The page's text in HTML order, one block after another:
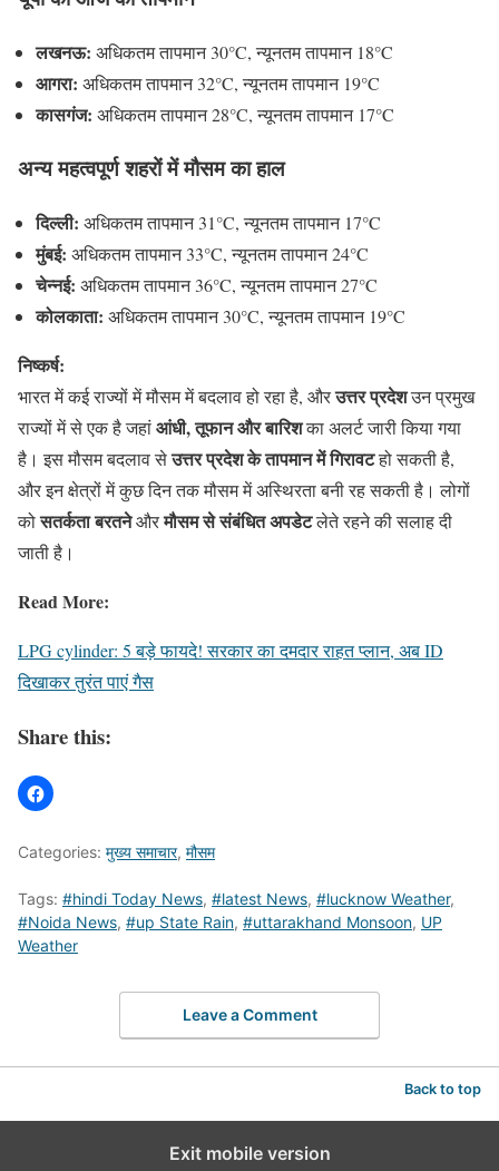
लखनऊ: अधिकतम तापमान 30°C, न्यूनतम तापमान 18°C
आगरा: अधिकतम तापमान 32°C, न्यूनतम तापमान 19°C
कासगंज: अधिकतम तापमान 28°C, न्यूनतम तापमान 17°C
अन्य महत्वपूर्ण शहरों में मौसम का हाल
दिल्ली: अधिकतम तापमान 31°C, न्यूनतम तापमान 17°C
मुंबई: अधिकतम तापमान 33°C, न्यूनतम तापमान 24°C
चेन्नई: अधिकतम तापमान 36°C, न्यूनतम तापमान 27°C
कोलकाता: अधिकतम तापमान 30°C, न्यूनतम तापमान 19°C
निष्कर्ष:
भारत में कई राज्यों में मौसम में बदलाव हो रहा है, औरउत्तर प्रदेशउन प्रमुख
राज्यों में से एक है जहांआंधी, तूफान और बारिशका अलर्ट जारी किया गया
है। इस मौसम बदलाव सेउत्तर प्रदेश के तापमान में गिरावटहो सकती है,
और इन क्षेत्रों में कुछ दिन तक मौसम में अस्थिरता बनी रह सकती है। लोगों
कोसतर्कता बरतनेऔरमौसम से संबंधित अपडेटलेते रहने की सलाह दी
जाती है।
Read More:
LPG cylinder: 5 बड़े फायदे! सरकार का दमदार राहत प्लान, अब ID
दिखाकर तुरंत पाएं गैस
Share this:
Categories: मुख्य समाचार, मौसम
Tags: #hindi Today News, #latest News, #lucknow Weather,
#Noida News, #up State Rain, #uttarakhand Monsoon, UP
Weather
Leave a Comment
Back to top
Exit mobile version